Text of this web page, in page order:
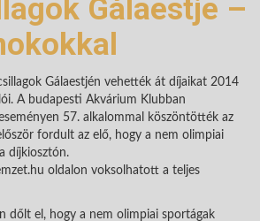
Gálaestje –
Gálaestjén vehették át díjaikat 2014
A budapesti Akvárium Klubban
57. alkalommal köszöntötték az
fordult az elő, hogy a nem olimpiai
díjkiosztón.
oldalon voksolhatott a teljes
dőlt el, hogy a nem olimpiai sportágak